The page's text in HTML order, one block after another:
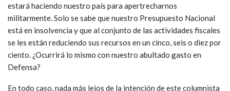
estará haciendo nuestro país para apertrecharnos
militarmente. Solo se sabe que nuestro Presupuesto Nacional
está en insolvencia y que al conjunto de las actividades fiscales
se les están reduciendo sus recursos en un cinco, seis o diez por
ciento. ¿Ocurrirá lo mismo con nuestro abultado gasto en
Defensa?
En todo caso, nada más lejos de la intención de este columnista